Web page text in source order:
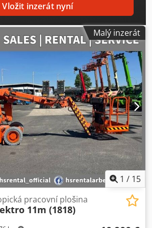
Vložit inzerát nyní
Malý inzerát
1 / 15
pracovní plošina
11m (1818)